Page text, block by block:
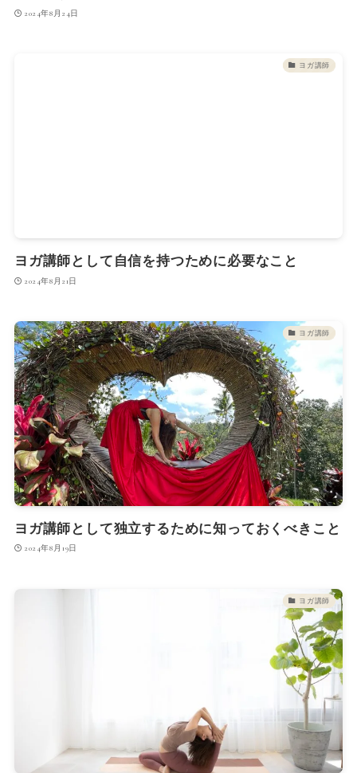
2024年8月24日
ヨガ講師
ヨガ講師として自信を持つために必要なこと
2024年8月21日
ヨガ講師
ヨガ講師として独立するために知っておくべきこと
2024年8月19日
ヨガ講師